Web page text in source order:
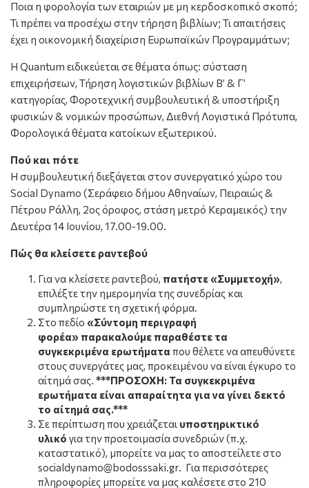
Ποια η φορολογία των εταιριών με μη κερδοσκοπικό σκοπό;
Τι πρέπει να προσέχω στην τήρηση βιβλίων; Τι απαιτήσεις
έχει η οικονομική διαχείριση Ευρωπαϊκών Προγραμμάτων;
Η Quantum ειδικεύεται σε θέματα όπως: σύσταση
επιχειρήσεων, Τήρηση λογιστικών βιβλίων Β’ & Γ’
κατηγορίας, Φοροτεχνική συμβουλευτική & υποστήριξη
φυσικών & νομικών προσώπων, Διεθνή Λογιστικά Πρότυπα,
Φορολογικά θέματα κατοίκων εξωτερικού.
Πού και πότε
Η συμβουλευτική διεξάγεται στον συνεργατικό χώρο του
Social Dynamo (Σεράφειο δήμου Αθηναίων, Πειραιώς &
Πέτρου Ράλλη, 2ος όροφος, στάση μετρό Κεραμεικός) την
Δευτέρα 14 Ιουνίου, 17.00-19.00.
Πώς θα κλείσετε ραντεβού
Για να κλείσετε ραντεβού, πατήστε «Συμμετοχή»,
επιλέξτε την ημερομηνία της συνεδρίας και
συμπληρώστε τη σχετική φόρμα.
Στο πεδίο «Σύντομη περιγραφή
φορέα» παρακαλούμε παραθέστε τα
συγκεκριμένα ερωτήματα που θέλετε να απευθύνετε
στους συνεργάτες μας, προκειμένου να είναι έγκυρο το
αίτημά σας. ***ΠΡΟΣΟΧΗ: Τα συγκεκριμένα
ερωτήματα είναι απαραίτητα για να γίνει δεκτό
το αίτημά σας.***
Σε περίπτωση που χρειάζεται υποστηρικτικό
υλικό για την προετοιμασία συνεδριών (π.χ.
καταστατικό), μπορείτε να μας το αποστείλετε στο
socialdynamo@bodosssaki.gr. Για περισσότερες
πληροφορίες μπορείτε να μας καλέσετε στο 210